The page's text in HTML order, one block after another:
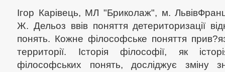
Ігор Карівець, МЛ "Бриколаж", м.
Ж. Дельоз ввів поняття детериторизації
понять. Кожне філософське поняття
территорії. Історія філософії, як
філософських понять, досліджує зміну